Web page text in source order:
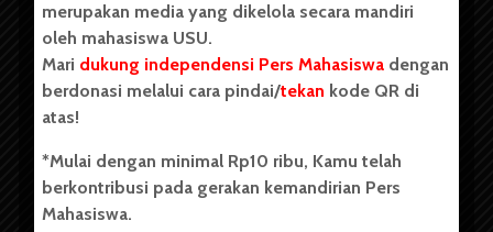
Badan Otonom Pers Mahasiswa (BOPM) Wacana merupakan
pers mahasiswa yang berdiri di luar kampus dan dikelola
secara mandiri oleh mahasiswa Universitas Sumatera Utara
(USU). Sebelumnya BOPM Wacana merupakan salah satu
Unit Kegiatan Mahasiswa (UKM) di Universitas Sumatera
berdiri pada 1 Juli 1995.
merupakan media yang dikelola secara mandiri
oleh mahasiswa USU.
Mari dukung independensi Pers Mahasiswa dengan
berdonasi melalui cara pindai/tekan kode QR di
atas!
*Mulai dengan minimal Rp10 ribu, Kamu telah
berkontribusi pada gerakan kemandirian Pers
Mahasiswa.